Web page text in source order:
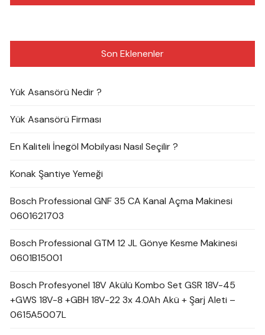
Son Eklenenler
Yük Asansörü Nedir ?
Yük Asansörü Firması
En Kaliteli İnegöl Mobilyası Nasıl Seçilir ?
Konak Şantiye Yemeği
Bosch Professional GNF 35 CA Kanal Açma Makinesi
0601621703
Bosch Professional GTM 12 JL Gönye Kesme Makinesi
0601B15001
Bosch Profesyonel 18V Akülü Kombo Set GSR 18V-45
+GWS 18V-8 +GBH 18V-22 3x 4.0Ah Akü + Şarj Aleti –
0615A5007L